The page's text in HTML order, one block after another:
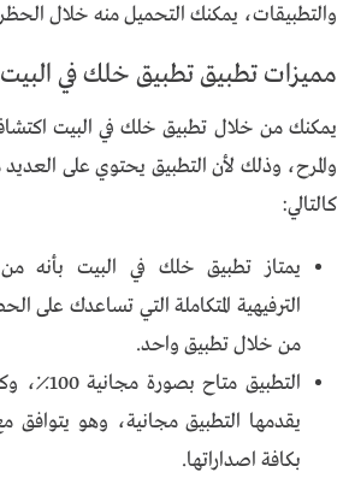
والتطبيقات، يمكنك التحميل منه خلال
مميزات تطبيق تطبيق خلك في
يمكنك من خلال تطبيق خلك في البيت
والمرح، وذلك لأن التطبيق يحتوي على العديد
كالتالي:
يمتاز تطبيق خلك في البيت بأنه من
الترفيهية المتكاملة التي تساعدك على
من خلال تطبيق واحد.
التطبيق
يقدمها التطبيق مجانية، وهو يتوافق
بكافة اصداراتها.